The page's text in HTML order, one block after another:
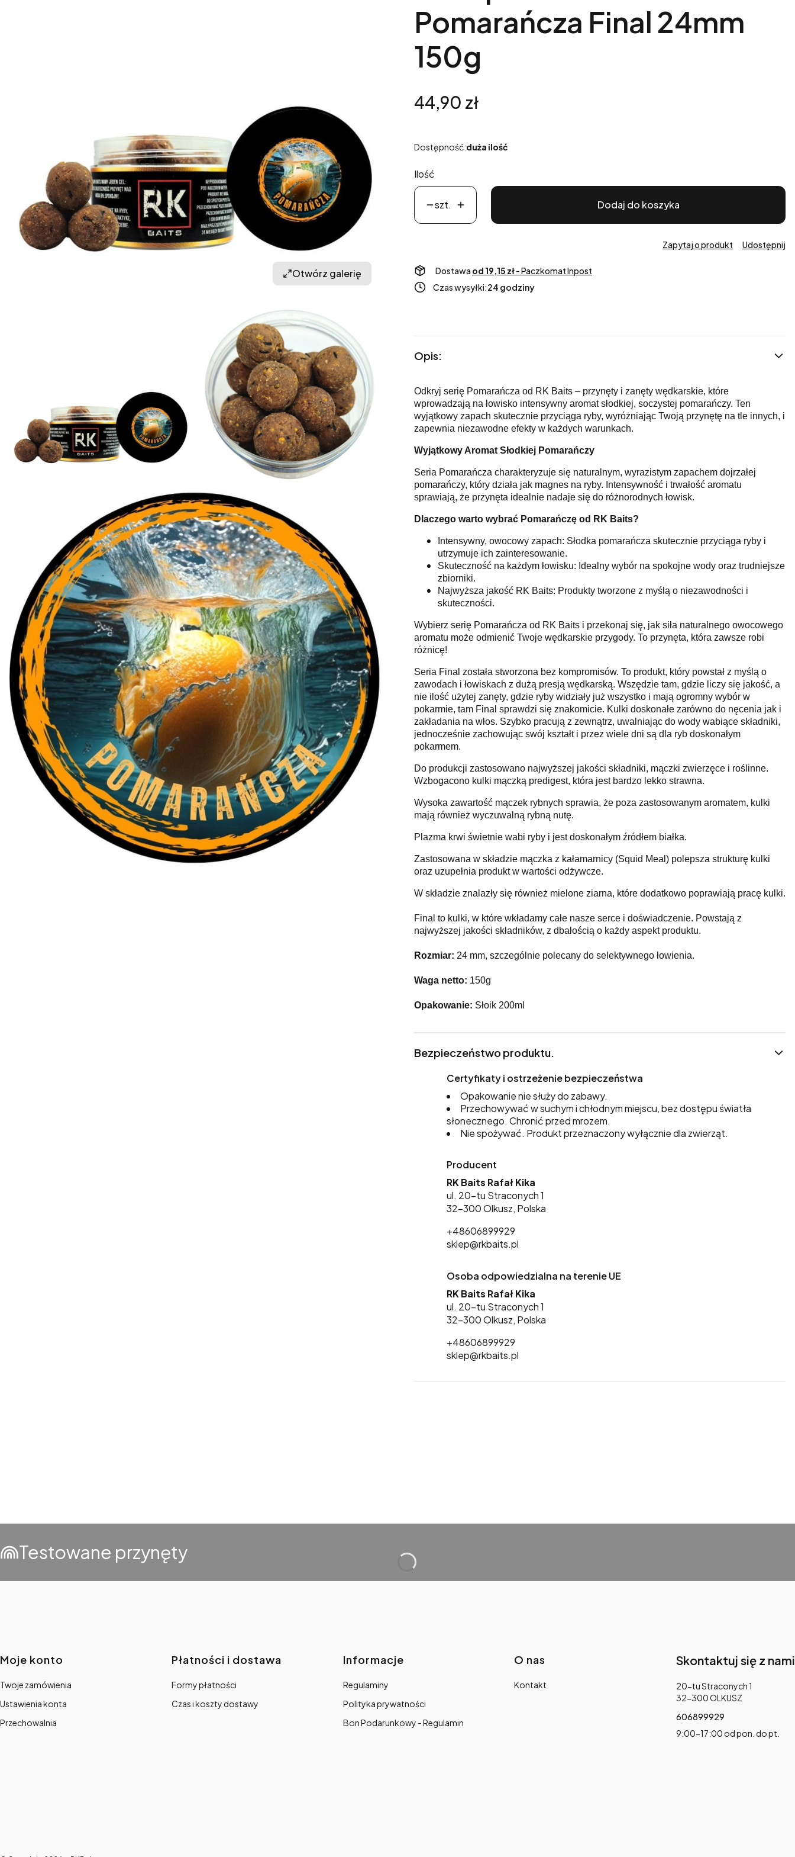
Otwórz galerię
Pomarańcza Final 24mm
150g
Cena
44,90 zł
Dostępność:duża ilość
Ilość
szt. Dodaj do koszyka
Zapytaj o produkt Udostępnij
Dostawa od 19,15 zł- Paczkomat Inpost
Czas wysyłki:24 godziny
Opis:
Odkryj serię Pomarańcza od RK Baits – przynęty i zanęty wędkarskie, które
wprowadzają na łowisko intensywny aromat słodkiej, soczystej pomarańczy. Ten
wyjątkowy zapach skutecznie przyciąga ryby, wyróżniając Twoją przynętę na tle innych, i
zapewnia niezawodne efekty w każdych warunkach.
Wyjątkowy Aromat Słodkiej Pomarańczy
Seria Pomarańcza charakteryzuje się naturalnym, wyrazistym zapachem dojrzałej
pomarańczy, który działa jak magnes na ryby. Intensywność i trwałość aromatu
sprawiają, że przynęta idealnie nadaje się do różnorodnych łowisk.
Dlaczego warto wybrać Pomarańczę od RK Baits?
Intensywny, owocowy zapach: Słodka pomarańcza skutecznie przyciąga ryby i
utrzymuje ich zainteresowanie.
Skuteczność na każdym łowisku: Idealny wybór na spokojne wody oraz trudniejsze
zbiorniki.
Najwyższa jakość RK Baits: Produkty tworzone z myślą o niezawodności i
skuteczności.
Wybierz serię Pomarańcza od RK Baits i przekonaj się, jak siła naturalnego owocowego
aromatu może odmienić Twoje wędkarskie przygody. To przynęta, która zawsze robi
różnicę!
Seria Final została stworzona bez kompromisów. To produkt, który powstał z myślą o
zawodach i łowiskach z dużą presją wędkarską. Wszędzie tam, gdzie liczy się jakość, a
nie ilość użytej zanęty, gdzie ryby widziały już wszystko i mają ogromny wybór w
pokarmie, tam Final sprawdzi się znakomicie. Kulki doskonałe zarówno do nęcenia jak i
zakładania na włos. Szybko pracują z zewnątrz, uwalniając do wody wabiące składniki,
jednocześnie zachowując swój kształt i przez wiele dni są dla ryb doskonałym
pokarmem.
Do produkcji zastosowano najwyższej jakości składniki, mączki zwierzęce i roślinne.
Wzbogacono kulki mączką predigest, która jest bardzo lekko strawna.
Wysoka zawartość mączek rybnych sprawia, że poza zastosowanym aromatem, kulki
mają również wyczuwalną rybną nutę.
Plazma krwi świetnie wabi ryby i jest doskonałym źródłem białka.
Zastosowana w składzie mączka z kałamarnicy (Squid Meal) polepsza strukturę kulki
oraz uzupełnia produkt w wartości odżywcze.
W składzie znalazły się również mielone ziarna, które dodatkowo poprawiają pracę kulki.
Final to kulki, w które wkładamy całe nasze serce i doświadczenie. Powstają z
najwyższej jakości składników, z dbałością o każdy aspekt produktu.
Rozmiar: 24 mm, szczególnie polecany do selektywnego łowienia.
Waga netto: 150g
Opakowanie: Słoik 200ml
Bezpieczeństwo produktu.
Certyfikaty i ostrzeżenie bezpieczeństwa
Opakowanie nie służy do zabawy.
Przechowywać w suchym i chłodnym miejscu, bez dostępu światła
słonecznego. Chronić przed mrozem.
Nie spożywać. Produkt przeznaczony wyłącznie dla zwierząt.
Producent
RK Baits Rafał Kika
ul. 20-tu Straconych 1
32-300 Olkusz, Polska
+48606899929
sklep@rkbaits.pl
Osoba odpowiedzialna na terenie UE
RK Baits Rafał Kika
ul. 20-tu Straconych 1
32-300 Olkusz, Polska
+48606899929
sklep@rkbaits.pl
Testowane przynęty
Linki w stopce
Moje konto
Twoje zamówienia
Ustawienia konta
Przechowalnia
Płatności i dostawa
Formy płatności
Czas i koszty dostawy
Informacje
Regulaminy
Polityka prywatności
Bon Podarunkowy - Regulamin
O nas
Kontakt
Skontaktuj się z nami
Adres:
20-tu Straconych 1
32-300 OLKUSZ
606899929
9:00-17:00 od pon. do pt.